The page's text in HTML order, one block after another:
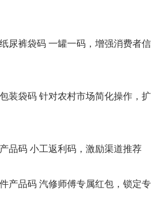
尿裤袋码 一罐一码，增强消费者信
装袋码 针对农村市场简化操作，扩
品码 小工返利码，激励渠道推荐
产品码 汽修师傅专属红包，锁定专